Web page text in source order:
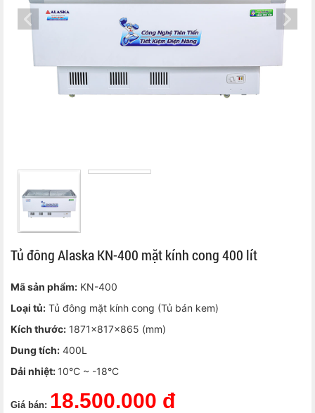
Tủ đông Alaska KN-400 mặt kính cong 400 lít
Mã sản phẩm: KN-400
Loại tủ: Tủ đông mặt kính cong (Tủ bán kem)
Kích thước: 1871x817x865 (mm)
Dung tích: 400L
Dải nhiệt: 10°C ~ -18°C
Giá bán: 18.500.000 đ